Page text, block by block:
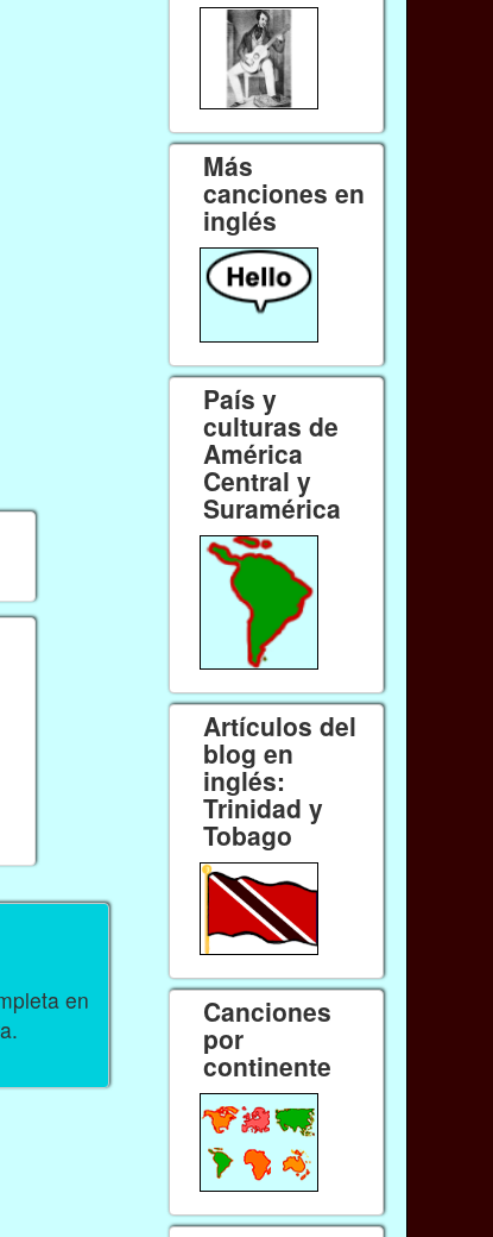
en
Más
canciones en
inglés
País y
culturas de
América
Central y
Suramérica
Artículos del
blog en
inglés:
Trinidad y
Tobago
Canciones
por
continente